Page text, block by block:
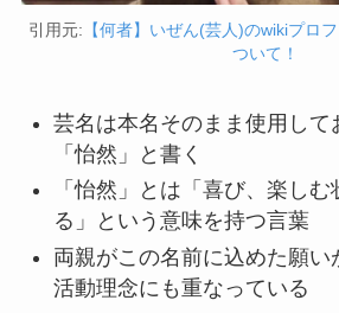
引用元: 【何者】いぜん(芸人)のwikiプロ
ついて！
芸名は本名そのまま使用して
「怡然」と書く
「怡然」とは「喜び、楽しむ
る」という意味を持つ言葉
両親がこの名前に込めた願い
活動理念にも重なっている